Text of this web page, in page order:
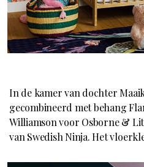
In de kamer van dochter
gecombineerd met behang
Williamson voor Osborne &
van Swedish Ninja. Het